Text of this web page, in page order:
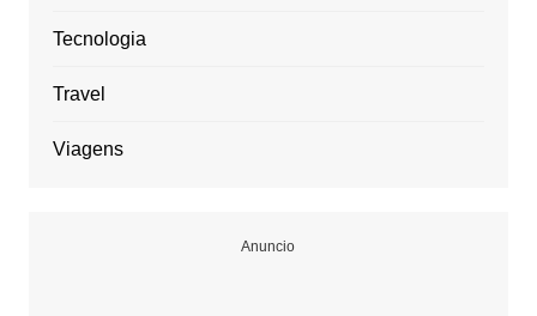
Tecnologia
Travel
Viagens
Anuncio